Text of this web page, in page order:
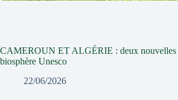
CAMEROUN ET ALGÉRIE : deux nouvelles
biosphère Unesco
22/06/2026